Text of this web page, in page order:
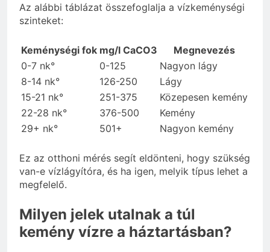
Az alábbi táblázat összefoglalja a vízkeménységi
szinteket:
Keménységi fok mg/l CaCO3
Megnevezés
0-7 nk°
0-125
Nagyon lágy
8-14 nk°
126-250
Lágy
15-21 nk°
251-375
Közepesen kemény
22-28 nk°
376-500
Kemény
29+ nk°
501+ Nagyon kemény
Ez az otthoni mérés segít eldönteni, hogy szükség
van-e vízlágyítóra, és ha igen, melyik típus lehet a
megfelelő.
Milyen jelek utalnak a túl
kemény vízre a háztartásban?